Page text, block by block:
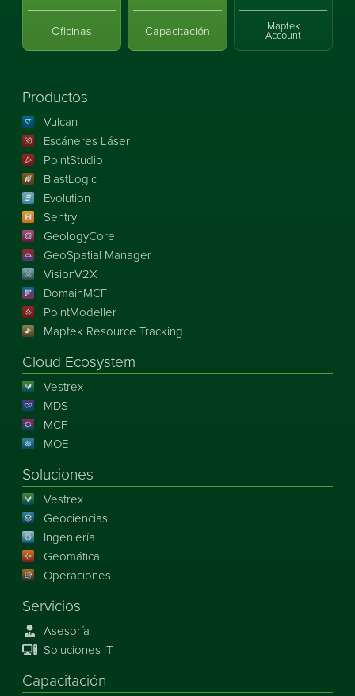
Oficinas Capacitación Maptek
Account
Productos
Vulcan
Escáneres Láser
PointStudio
BlastLogic
Evolution
Sentry
GeologyCore
GeoSpatial Manager
VisionV2X
DomainMCF
PointModeller
Maptek Resource Tracking
Cloud Ecosystem
Vestrex
MDS
MCF
MOE
Soluciones
Vestrex
Geociencias
Ingeniería
Geomática
Operaciones
Servicios
Asesoría
Soluciones IT
Capacitación